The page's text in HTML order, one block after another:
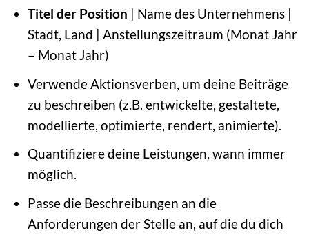
Titel der Position | Name des Unternehmens |
Stadt, Land | Anstellungszeitraum (Monat Jahr
– Monat Jahr)
Verwende Aktionsverben, um deine Beiträge
zu beschreiben (z.B. entwickelte, gestaltete,
modellierte, optimierte, rendert, animierte).
Quantifiziere deine Leistungen, wann immer
möglich.
Passe die Beschreibungen an die
Anforderungen der Stelle an, auf die du dich